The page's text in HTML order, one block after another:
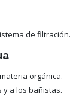
de filtración.
orgánica.
a los bañistas.